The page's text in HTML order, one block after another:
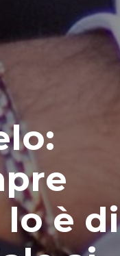
è di